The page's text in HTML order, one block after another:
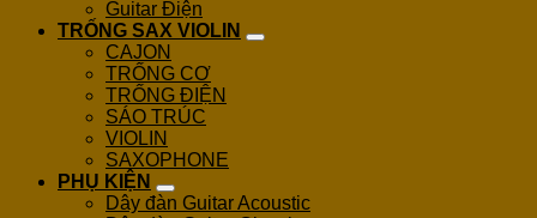
Guitar Điện
TRỐNG SAX VIOLIN
CAJON
TRỐNG CƠ
TRỐNG ĐIỆN
SÁO TRÚC
VIOLIN
SAXOPHONE
PHỤ KIỆN
Dây đàn Guitar Acoustic